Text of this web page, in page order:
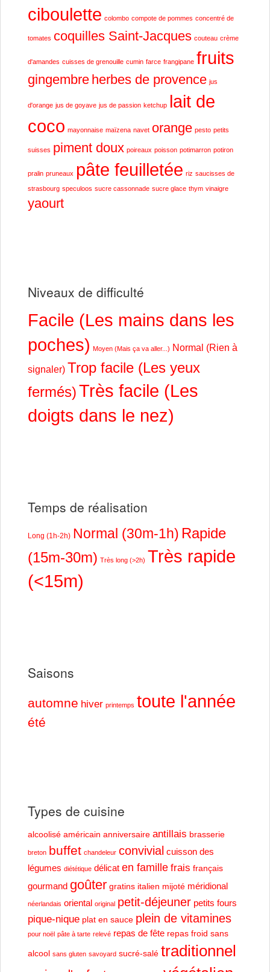
ciboulette colombo compote de pommes concentré de
tomates coquilles Saint-Jacques couteau crème
d'amandes cuisses de grenouille cumin farce frangipane fruits
gingembre herbes de provence jus
d'orange jus de goyave jus de passion ketchup lait de
coco mayonnaise maïzena navet orange pesto petits
suisses piment doux poireaux poisson potimarron potiron
pralin pruneaux pâte feuilletée riz saucisses de
strasbourg speculoos sucre cassonnade sucre glace thym vinaigre
yaourt
Niveaux de difficulté
Facile (Les mains dans les
poches) Moyen (Mais ça va aller...) Normal (Rien à
signaler) Trop facile (Les yeux
fermés)Très facile (Les
doigts dans le nez)
Temps de réalisation
Long (1h-2h) Normal (30m-1h) Rapide
(15m-30m) Très long (>2h) Très rapide
(<15m)
Saisons
automne hiver printemps toute l'année
été
Types de cuisine
alcoolisé américain anniversaire antillais brasserie
breton buffet chandeleur convivial cuisson des
légumes diététique délicat en famille frais français
gourmand goûter gratins italien mijoté méridional
néerlandais oriental original petit-déjeuner petits fours
pique-nique plat en sauce plein de vitamines
pour noël pâte à tarte relevé repas de fête repas froid sans
alcool sans gluten savoyard sucré-salé traditionnel